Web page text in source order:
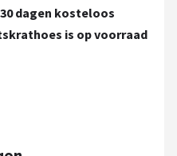
dagen kosteloos
is op voorraad